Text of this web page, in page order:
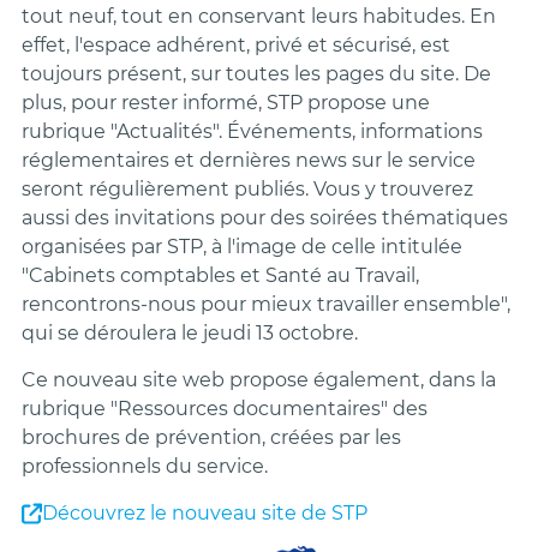
tout neuf, tout en conservant leurs habitudes. En
effet, l'espace adhérent, privé et sécurisé, est
toujours présent, sur toutes les pages du site. De
plus, pour rester informé, STP propose une
rubrique "Actualités". Événements, informations
réglementaires et dernières news sur le service
seront régulièrement publiés. Vous y trouverez
aussi des invitations pour des soirées thématiques
organisées par STP, à l'image de celle intitulée
"Cabinets comptables et Santé au Travail,
rencontrons-nous pour mieux travailler ensemble",
qui se déroulera le jeudi 13 octobre.
Ce nouveau site web propose également, dans la
rubrique "Ressources documentaires" des
brochures de prévention, créées par les
professionnels du service.
Découvrez le nouveau site de STP